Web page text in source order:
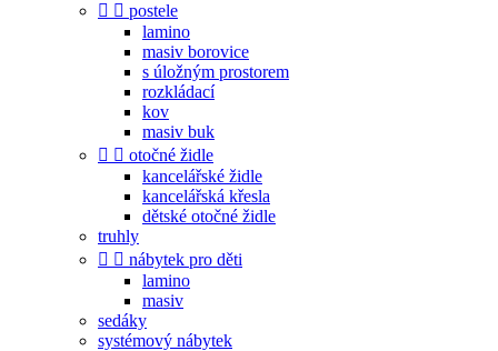
  postele
lamino
masiv borovice
s úložným prostorem
rozkládací
kov
masiv buk
  otočné židle
kancelářské židle
kancelářská křesla
dětské otočné židle
truhly
  nábytek pro děti
lamino
masiv
sedáky
systémový nábytek